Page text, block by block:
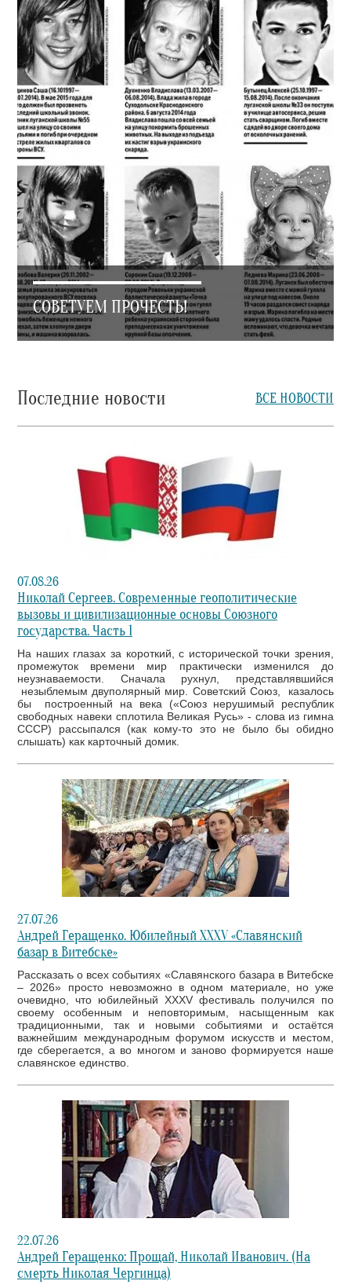
СОВЕТУЕМ ПРОЧЕСТЬ!
Последние новости ВСЕ НОВОСТИ
07.08.26
Николай Сергеев. Современные геополитические
вызовы и цивилизационные основы Союзного
государства. Часть 1
На наших глазах за короткий, с исторической точки зрения,
промежуток времени мир практически изменился до
неузнаваемости. Сначала рухнул, представлявшийся
незыблемым двуполярный мир. Советский Союз, казалось
бы построенный на века («Союз нерушимый республик
свободных навеки сплотила Великая Русь» - слова из гимна
СССР) рассыпался (как кому-то это не было бы обидно
слышать) как карточный домик.
27.07.26
Андрей Геращенко. Юбилейный XXXV «Славянский
базар в Витебске»
Рассказать о всех событиях «Славянского базара в Витебске
– 2026» просто невозможно в одном материале, но уже
очевидно, что юбилейный XXXV фестиваль получился по
своему особенным и неповторимым, насыщенным как
традиционными, так и новыми событиями и остаётся
важнейшим международным форумом искусств и местом,
где сберегается, а во многом и заново формируется наше
славянское единство.
22.07.26
Андрей Геращенко: Прощай, Николай Иванович. (На
смерть Николая Чергинца)